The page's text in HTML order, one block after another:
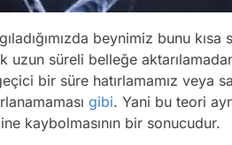
beynimiz bunu
uzun süreli belleğe
bir süre hatırlamamız veya
gibi. Yani bu teori
kaybolmasının bir sonucudur.